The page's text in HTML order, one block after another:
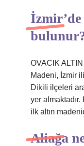
İzmir’de
OVACIK ALTIN
Madeni, İzmir
Dikili ilçeleri
yer almaktadır.
ilk altın
Aliağa